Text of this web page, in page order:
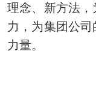
理念、新方法
力，为集团公
力量。